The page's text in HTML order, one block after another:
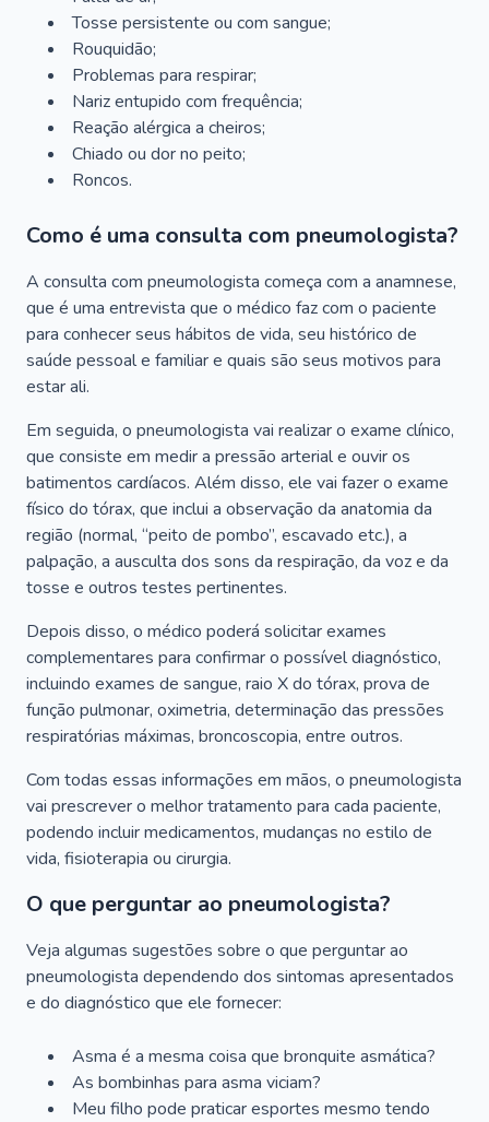
Tosse persistente ou com sangue;
Rouquidão;
Problemas para respirar;
Nariz entupido com frequência;
Reação alérgica a cheiros;
Chiado ou dor no peito;
Roncos.
Como é uma consulta com pneumologista?
A consulta com pneumologista começa com a anamnese,
que é uma entrevista que o médico faz com o paciente
para conhecer seus hábitos de vida, seu histórico de
saúde pessoal e familiar e quais são seus motivos para
estar ali.
Em seguida, o pneumologista vai realizar o exame clínico,
que consiste em medir a pressão arterial e ouvir os
batimentos cardíacos. Além disso, ele vai fazer o exame
físico do tórax, que inclui a observação da anatomia da
região (normal, “peito de pombo”, escavado etc.), a
palpação, a ausculta dos sons da respiração, da voz e da
tosse e outros testes pertinentes.
Depois disso, o médico poderá solicitar exames
complementares para confirmar o possível diagnóstico,
incluindo exames de sangue, raio X do tórax, prova de
função pulmonar, oximetria, determinação das pressões
respiratórias máximas, broncoscopia, entre outros.
Com todas essas informações em mãos, o pneumologista
vai prescrever o melhor tratamento para cada paciente,
podendo incluir medicamentos, mudanças no estilo de
vida, fisioterapia ou cirurgia.
O que perguntar ao pneumologista?
Veja algumas sugestões sobre o que perguntar ao
pneumologista dependendo dos sintomas apresentados
e do diagnóstico que ele fornecer:
Asma é a mesma coisa que bronquite asmática?
As bombinhas para asma viciam?
Meu filho pode praticar esportes mesmo tendo